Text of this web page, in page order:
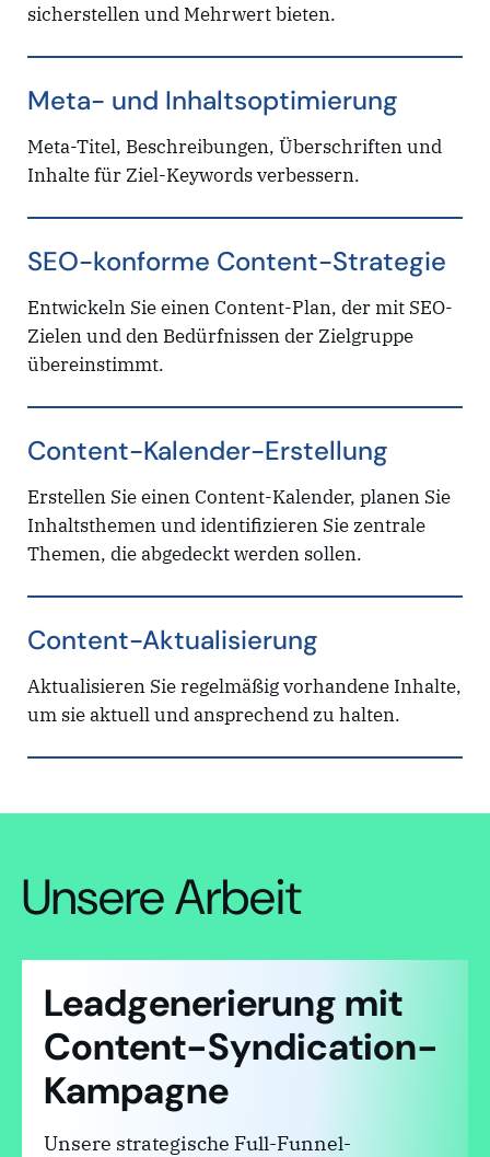
sicherstellen und Mehrwert bieten.
Meta- und Inhaltsoptimierung
Meta-Titel, Beschreibungen, Überschriften und
Inhalte für Ziel-Keywords verbessern.
SEO-konforme Content-Strategie
Entwickeln Sie einen Content-Plan, der mit SEO-
Zielen und den Bedürfnissen der Zielgruppe
übereinstimmt.
Content-Kalender-Erstellung
Erstellen Sie einen Content-Kalender, planen Sie
Inhaltsthemen und identifizieren Sie zentrale
Themen, die abgedeckt werden sollen.
Content-Aktualisierung
Aktualisieren Sie regelmäßig vorhandene Inhalte,
um sie aktuell und ansprechend zu halten.
Unsere Arbeit
Leadgenerierung mit
Content-Syndication-
Kampagne
Unsere strategische Full-Funnel-